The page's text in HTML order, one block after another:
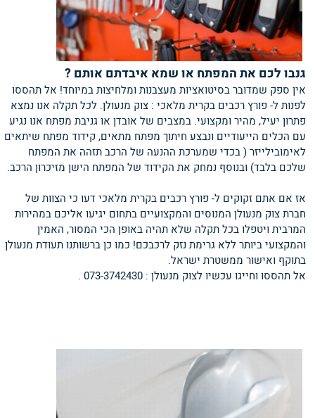
גנבו לכם את המפתח או שמא איבדתם אותם ?
אין ספק שמדובר בסיטואציות מעצבנות ומלחיצות במיוחד! אל תהססו
לפנות ל- פורץ רכבים בקרית מלאכי : צוק מנעולן. לכל תקלה אנו נמצא
פתרון יעיל, מהיר ומקצועי. במצבים של אובדן או גניבת מפתח אנו נגיע
עם הכלים הייעודיים ונבצע חיתוך מפתח מתאים, קידוד מפתח שיתאים
לאימובילייזר ( בכדי שמערכת ההנעה של הרכב תזהה את המפתח
שלכם בלבד) ובנוסף נמחק את הקידוד של המפתח הישן מזיכרון הרכב.
אז אם אתם זקוקים ל- פורץ רכבים בקרית מלאכי דעו כי הצוות של
חברת צוק מנעולן המנוסים והמקצועיים בתחום יגיעו אליכם במהירות
המרבית ויטפלו בכל תקלה שלא תהיה באופן הכי המסור, האמין
והמקצועי ביותר ללא גרימת נזק לרכבכם! כמו כן ברשותנו תעודת מנעולן
בתוקף ואישור ממשטרת ישראל.
אל תהססו וחייגו עכשיו לצוק מנעולן : 073-3742430 .